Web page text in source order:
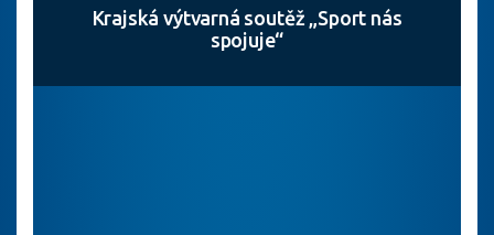
Krajská výtvarná soutěž „Sport nás
spojuje“